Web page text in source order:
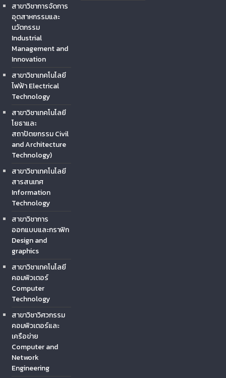
สาขาวิชาการจัดการ
อุตสาหกรรมและ
นวัตกรรม
Industrial
Management and
Innovation
สาขาวิชาเทคโนโลยี
ไฟฟ้า Electrical
Technology
สาขาวิชาเทคโนโลยี
โยธาและ
สถาปัตยกรรม Civil
and Architecture
Technology)
สาขาวิชาเทคโนโลยี
สารสนเทศ
Information
Technology
สาขาวิชาการ
ออกแบบและกราฟิก
Design and
graphics
สาขาวิชาเทคโนโลยี
คอมพิวเตอร์
Computer
Technology
สาขาวิชาวิศวกรรม
คอมพิวเตอร์และ
เครือข่าย
Computer and
Network
Engineering